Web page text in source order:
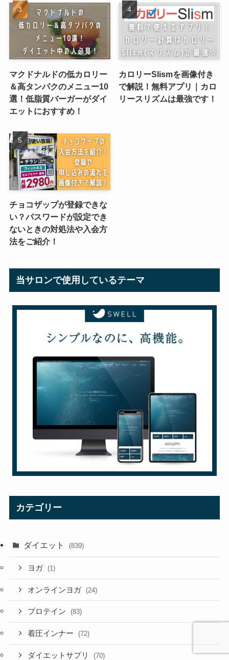
マクドナルドの低カロリー
＆高タンパクのメニュー10
選！低脂質バーガーがダイ
エットにおすすめ！
カロリーSlismを画像付き
で解説！無料アプリ｜カロ
リースリズムは最強です！
チョコザップが登録できな
い？パスワードが設定でき
ないときの対処法や入会方
法をご紹介！
当サロンで使用しているテーマ
カテゴリー
ダイエット (839)
ヨガ (1)
オンラインヨガ (24)
プロテイン (83)
着圧インナー (72)
ダイエットサプリ (70)